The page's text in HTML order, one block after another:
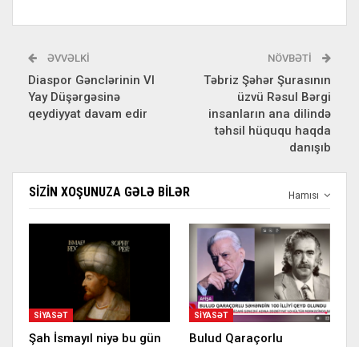
ƏVVƏLKI
Diaspor Gənclərinin VI
Yay Düşərgəsinə
qeydiyyat davam edir
NÖVBƏTI
Təbriz Şəhər Şurasının
üzvü Rəsul Bərgi
insanların ana dilində
təhsil hüququ haqda
danışıb
Hamısı
SIZIN XOŞUNUZA GƏLƏ BILƏR
SIYASƏT
Şah İsmayıl niyə bu gün
SIYASƏT
Bulud Qaraçorlu